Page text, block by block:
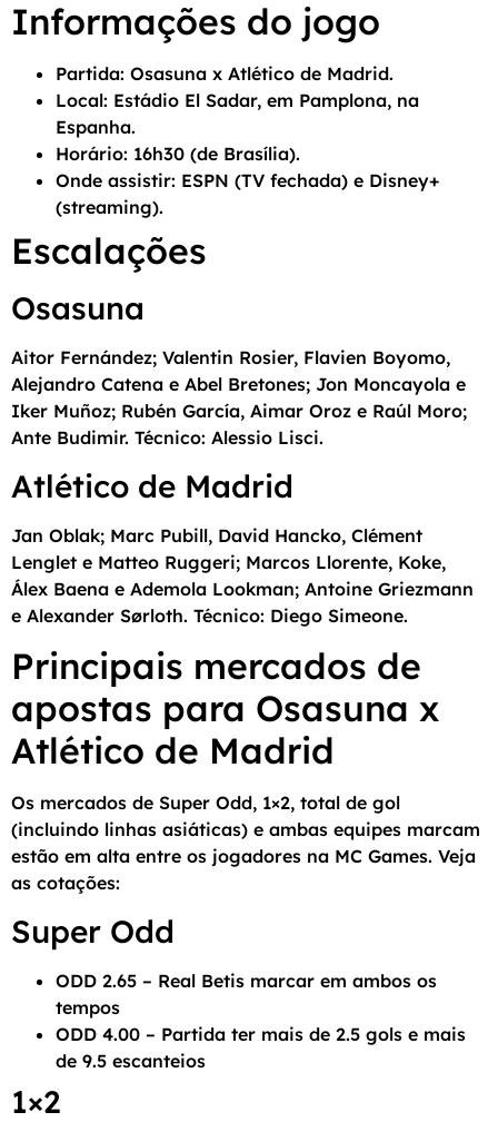
Informações do jogo
Partida: Osasuna x Atlético de Madrid.
Local: Estádio El Sadar, em Pamplona, na
Espanha.
Horário: 16h30 (de Brasília).
Onde assistir: ESPN (TV fechada) e Disney+
(streaming).
Escalações
Osasuna
Aitor Fernández; Valentin Rosier, Flavien Boyomo,
Alejandro Catena e Abel Bretones; Jon Moncayola e
Iker Muñoz; Rubén García, Aimar Oroz e Raúl Moro;
Ante Budimir. Técnico: Alessio Lisci.
Atlético de Madrid
Jan Oblak; Marc Pubill, David Hancko, Clément
Lenglet e Matteo Ruggeri; Marcos Llorente, Koke,
Álex Baena e Ademola Lookman; Antoine Griezmann
e Alexander Sørloth. Técnico: Diego Simeone.
Principais mercados de
apostas para Osasuna x
Atlético de Madrid
Os mercados de Super Odd, 1×2, total de gol
(incluindo linhas asiáticas) e ambas equipes marcam
estão em alta entre os jogadores na MC Games. Veja
as cotações:
Super Odd
ODD 2.65 – Real Betis marcar em ambos os
tempos
ODD 4.00 – Partida ter mais de 2.5 gols e mais
de 9.5 escanteios
1×2